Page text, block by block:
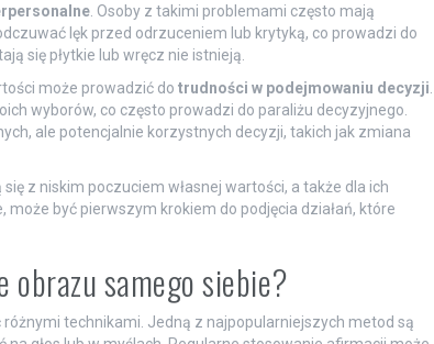
. Osoby z takimi problemami często mają
lęk przed odrzuceniem lub krytyką, co prowadzi do
się płytkie lub wręcz nie istnieją.
może prowadzić do trudności w podejmowaniu decyzji
wyborów, co często prowadzi do paraliżu decyzyjnego.
ale potencjalnie korzystnych decyzji, takich jak zmiana
z niskim poczuciem własnej wartości, a także dla ich
może być pierwszym krokiem do podjęcia działań, które
obrazu samego siebie?
technikami. Jedną z najpopularniejszych metod są